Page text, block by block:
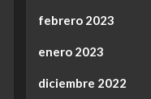
febrero 2023
enero 2023
diciembre 2022